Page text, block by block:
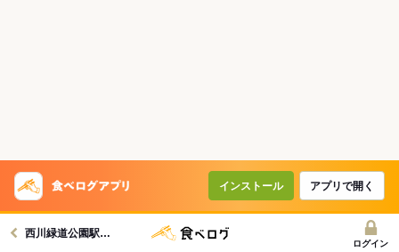
インストール アプリで開く
西川緑道公園駅グルメへ
ログイン